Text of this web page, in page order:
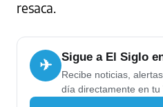
resaca.
✈ Sigue a El Siglo
Recibe noticias,
día directamente en tu